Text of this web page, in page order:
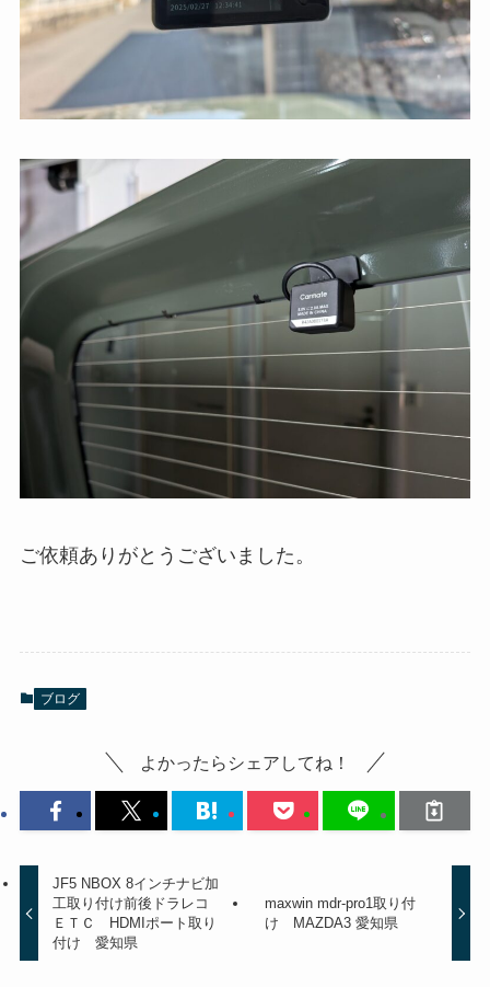
ご依頼ありがとうございました。
ブログ
よかったらシェアしてね！
JF5 NBOX 8インチナビ加
工取り付け前後ドラレコ
ＥＴＣ HDMIポート取り
付け 愛知県
maxwin mdr-pro1取り付
け MAZDA3 愛知県